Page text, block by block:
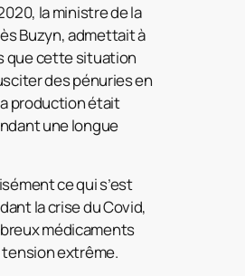
la ministre de la
Buzyn, admettait à
que cette situation
des pénuries en
production était
une longue
ce qui s’est
la crise du Covid,
médicaments
extrême.